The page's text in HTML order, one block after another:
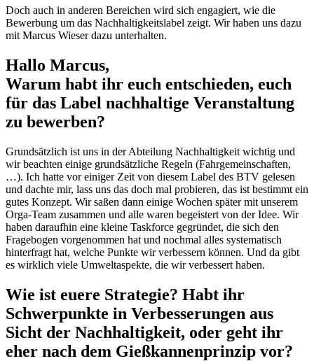
Doch auch in anderen Bereichen wird sich engagiert, wie die
Bewerbung um das Nachhaltigkeitslabel zeigt. Wir haben uns dazu
mit Marcus Wieser dazu unterhalten.
Hallo Marcus,
Warum habt ihr euch entschieden, euch
für das Label nachhaltige Veranstaltung
zu bewerben?
Grundsätzlich ist uns in der Abteilung Nachhaltigkeit wichtig und
wir beachten einige grundsätzliche Regeln (Fahrgemeinschaften,
…). Ich hatte vor einiger Zeit von diesem Label des BTV gelesen
und dachte mir, lass uns das doch mal probieren, das ist bestimmt ein
gutes Konzept. Wir saßen dann einige Wochen später mit unserem
Orga-Team zusammen und alle waren begeistert von der Idee. Wir
haben daraufhin eine kleine Taskforce gegründet, die sich den
Fragebogen vorgenommen hat und nochmal alles systematisch
hinterfragt hat, welche Punkte wir verbessern können. Und da gibt
es wirklich viele Umweltaspekte, die wir verbessert haben.
Wie ist euere Strategie? Habt ihr
Schwerpunkte in Verbesserungen aus
Sicht der Nachhaltigkeit, oder geht ihr
eher nach dem Gießkannenprinzip vor?